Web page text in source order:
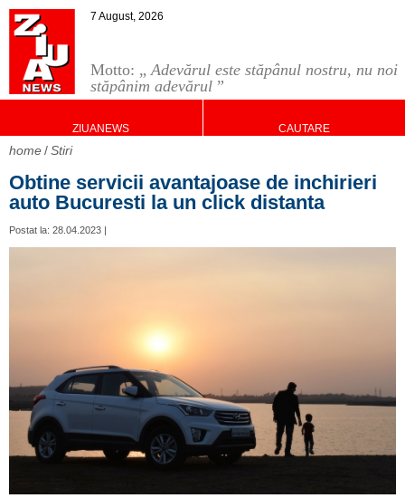
Motto: „Adevărul este stăpânul nostru, nu noi
stăpânim adevărul ”
7 August, 2026
ZIUANEWS CAUTARE
home Stiri
Obtine servicii avantajoase de inchirieri
auto Bucuresti la un click distanta
Postat la: 28.04.2023 |